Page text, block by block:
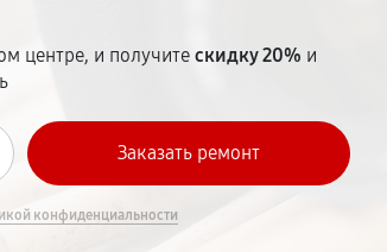
центре, и получитескидку 20% и
конфиденциальности